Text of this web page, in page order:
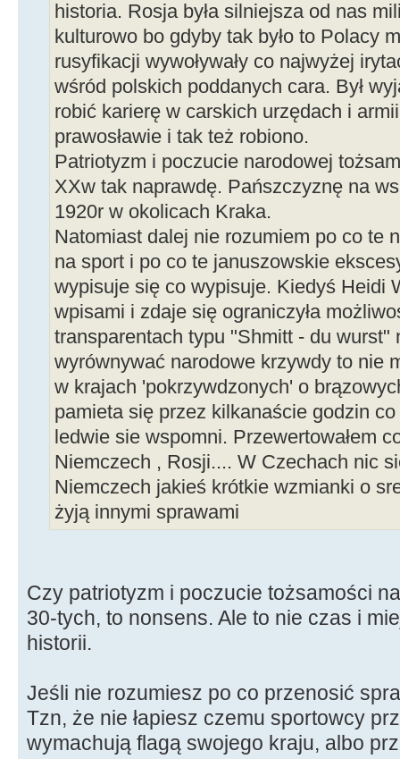
historia. Rosja była silniejsza od nas
kulturowo bo gdyby tak było to Polacy
rusyfikacji wywoływały co najwyżej
wśród polskich poddanych cara. Był
robić karierę w carskich urzędach i
prawosławie i tak też robiono.
Patriotyzm i poczucie narodowej
XXw tak naprawdę. Pańszczyznę na
1920r w okolicach Kraka.
Natomiast dalej nie rozumiem po co te
na sport i po co te januszowskie
wypisuje się co wypisuje. Kiedyś Heidi
wpisami i zdaje się ograniczyła
transparentach typu "Shmitt - du wurst"
wyrównywać narodowe krzywdy to nie
w krajach 'pokrzywdzonych' o
pamieta się przez kilkanaście godzin
ledwie sie wspomni. Przewertowałem
Niemczech , Rosji.... W Czechach nic
Niemczech jakieś krótkie wzmianki o
żyją innymi sprawami
Czy patriotyzm i poczucie tożsamości
30-tych, to nonsens. Ale to nie czas i
historii.
Jeśli nie rozumiesz po co przenosić
Tzn, że nie łapiesz czemu sportowcy
wymachują flagą swojego kraju, albo